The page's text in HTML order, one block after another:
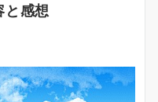
と感想